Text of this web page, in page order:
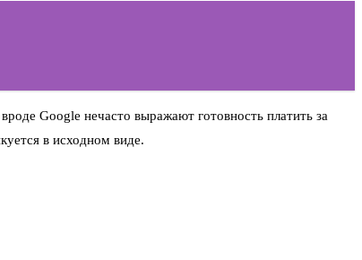
Google нечасто выражают готовность платить за
в исходном виде.